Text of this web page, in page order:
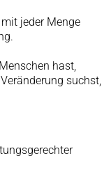
jeder Menge
hast,
suchst,